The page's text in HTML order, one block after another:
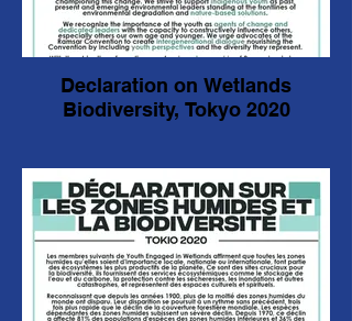
Declaration on Wetlands
Biodiversity, Tokyo 2020